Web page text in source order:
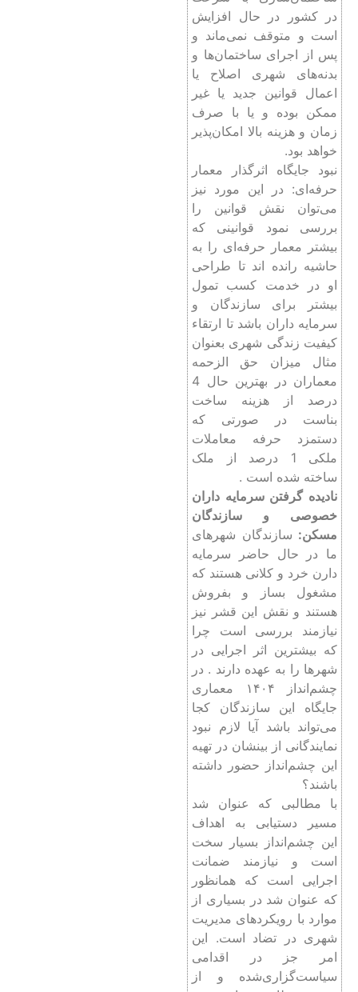
در کشور در حال افزایش
است و متوقف نمی‌ماند و
پس از اجرای ساختمان‌ها و
بدنه‌های شهری اصلاح یا
اعمال قوانین جدید یا غیر
ممکن بوده و یا با صرف
زمان و هزینه بالا امکان‌پذیر
خواهد بود.
نبود جایگاه اثرگذار معمار
حرفه‌ای: در این مورد نیز
می‌توان نقش قوانین را
بررسی نمود قوانینی که
بیشتر معمار حرفه‌ای را به
حاشیه رانده اند تا طراحی
او در خدمت کسب تمول
بیشتر برای سازندگان و
سرمایه داران باشد تا ارتقاء
کیفیت زندگی شهری بعنوان
مثال میزان حق الزحمه
معماران در بهترین حال 4
درصد از هزینه ساخت
بناست در صورتی که
دستمزد حرفه معاملات
ملکی 1 درصد از ملک
ساخته شده است .
نادیده گرفتن سرمایه داران
خصوصی و سازندگان
مسکن: سازندگان شهرهای
ما در حال حاضر سرمایه
دارن خرد و کلانی هستند که
مشغول بساز و بفروش
هستند و نقش این قشر نیز
نیازمند بررسی است چرا
که بیشترین اثر اجرایی در
شهرها را به عهده دارند . در
چشم‌انداز ۱۴۰۴ معماری
جایگاه این سازندگان کجا
می‌تواند باشد آیا لازم نبود
نمایندگانی از بینشان در تهیه
این چشم‌انداز حضور داشته
باشند؟
با مطالبی که عنوان شد
مسیر دستیابی به اهداف
این چشم‌انداز بسیار سخت
است و نیازمند ضمانت
اجرایی است که همانظور
که عنوان شد در بسیاری از
موارد با رویکردهای مدیریت
شهری در تضاد است. این
امر جز در اقدامی
سیاست‌گزاری‌شده و از